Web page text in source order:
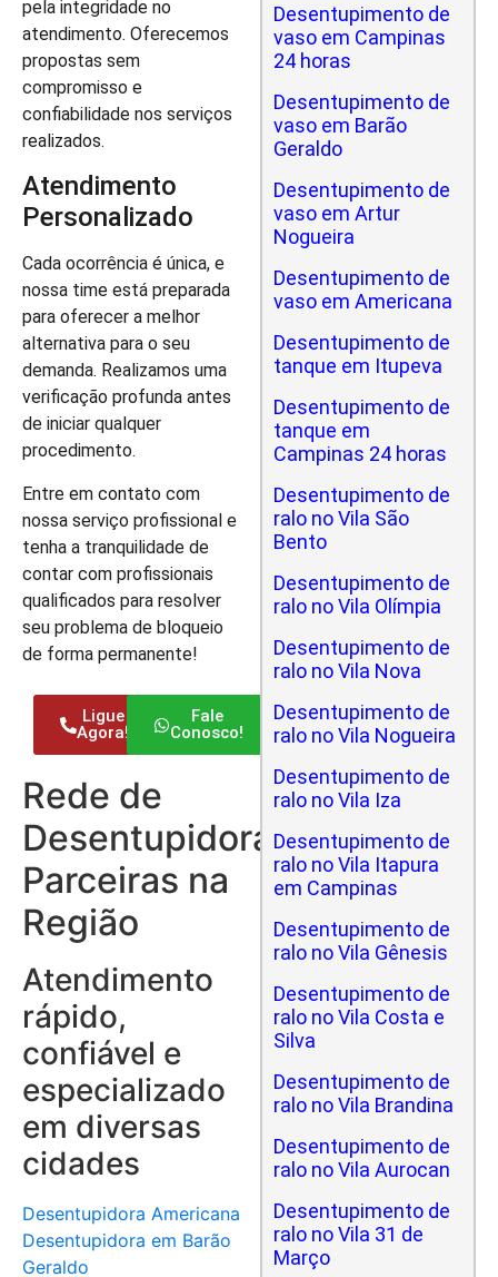
pela integridade no
atendimento. Oferecemos
propostas sem
compromisso e
confiabilidade nos serviços
realizados.
Atendimento
Personalizado
Cada ocorrência é única, e
nossa time está preparada
para oferecer a melhor
alternativa para o seu
demanda. Realizamos uma
verificação profunda antes
de iniciar qualquer
procedimento.
Entre em contato com
nossa serviço profissional e
tenha a tranquilidade de
contar com profissionais
qualificados para resolver
seu problema de bloqueio
de forma permanente!
Ligue
Agora!
Fale
Conosco!
Rede de
Desentupidoras
Parceiras na
Região
Atendimento
rápido,
confiável e
especializado
em diversas
cidades
Desentupidora Americana
Desentupidora em Barão
Geraldo
Desentupimento de
vaso em Campinas
24 horas
Desentupimento de
vaso em Barão
Geraldo
Desentupimento de
vaso em Artur
Nogueira
Desentupimento de
vaso em Americana
Desentupimento de
tanque em Itupeva
Desentupimento de
tanque em
Campinas 24 horas
Desentupimento de
ralo no Vila São
Bento
Desentupimento de
ralo no Vila Olímpia
Desentupimento de
ralo no Vila Nova
Desentupimento de
ralo no Vila Nogueira
Desentupimento de
ralo no Vila Iza
Desentupimento de
ralo no Vila Itapura
em Campinas
Desentupimento de
ralo no Vila Gênesis
Desentupimento de
ralo no Vila Costa e
Silva
Desentupimento de
ralo no Vila Brandina
Desentupimento de
ralo no Vila Aurocan
Desentupimento de
ralo no Vila 31 de
Março